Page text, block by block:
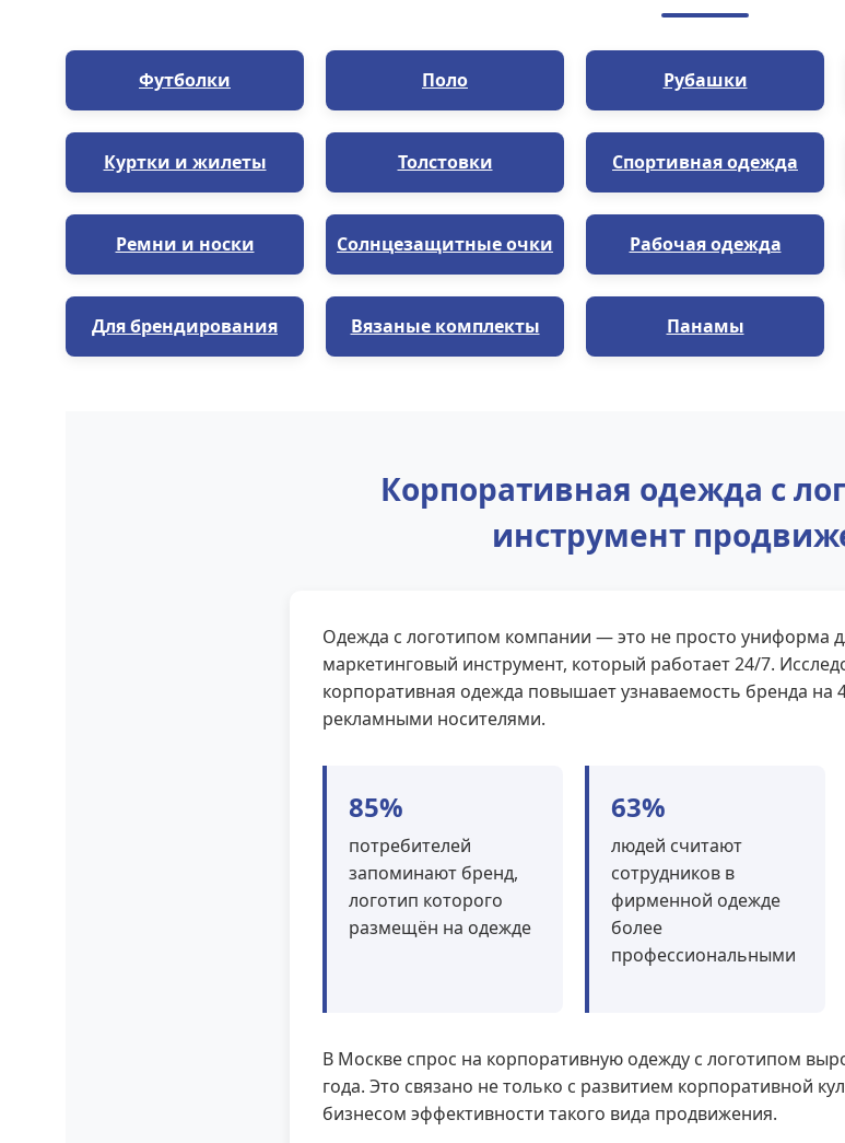
Футболки Поло Рубашки
Куртки и жилеты Толстовки Спортивная одежда
Ремни и носки Солнцезащитные очки Рабочая одежда
Для брендирования Вязаные комплекты Панамы
Корпоративная одежда с
инструмент
Одежда с логотипом компании — это не просто униформа
маркетинговый инструмент, который работает 24/7.
корпоративная одежда повышает узнаваемость бренда на
рекламными носителями.
85%
потребителей
запоминают бренд,
логотип которого
размещён на одежде
63%
людей считают
сотрудников в
фирменной одежде
более
профессиональными
В Москве спрос на корпоративную одежду с логотипом
года. Это связано не только с развитием корпоративной
бизнесом эффективности такого вида продвижения.